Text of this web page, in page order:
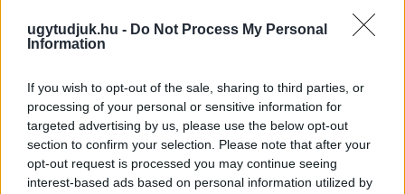
ugytudjuk.hu - Do Not Process My Personal
Information
If you wish to opt-out of the sale, sharing to third parties, or
processing of your personal or sensitive information for
targeted advertising by us, please use the below opt-out
section to confirm your selection. Please note that after your
opt-out request is processed you may continue seeing
interest-based ads based on personal information utilized by
FODOR CSENGE SZERINT A VÉDEKEZÉSEN LESZ
CSAPATÁNÁL
2022. augusztus. 01. 18:42
Nyilvános edzést tartott a bajnoki címvédő.
A GYORS DÖNTÉSHOZATALBAN FEJLŐDNE
DÁNIÁBAN A GYŐRI AUDI ETO KC
KÖLCSÖNJÁTÉKOSA, HÁFRA NOÉMI